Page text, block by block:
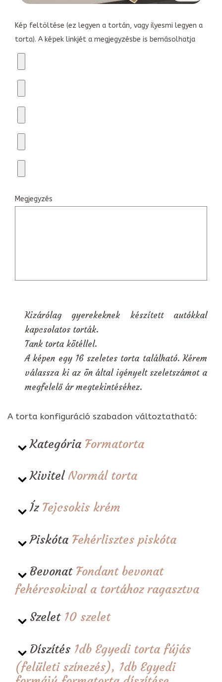
Kép feltöltése (ez legyen a tortán, vagy ilyesmi legyen a
torta). A képek linkjét a megjegyzésbe is bemásolhatja
Megjegyzés
Kizárólag gyerekeknek készített autókkal
kapcsolatos torták.
Tank torta kötéllel.
A képen egy 16 szeletes torta található. Kérem
válassza ki az ön által igényelt szeletszámot a
megfelelő ár megtekintéséhez.
A torta konfiguráció szabadon változtatható:
Kategória Formatorta
Kivitel Normál torta
Íz Tejcsokis krém
Piskóta Fehérlisztes piskóta
Bevonat Fondant bevonat
fehércsokival a tortához ragasztva
Szelet 10 szelet
Díszítés 1db Egyedi torta fújás
(felületi színezés), 1db Egyedi